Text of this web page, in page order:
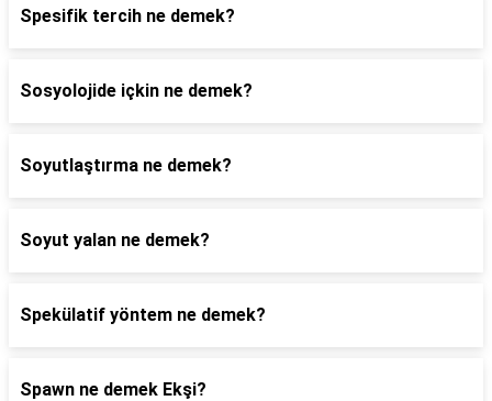
Spesifik tercih ne demek?
Sosyolojide içkin ne demek?
Soyutlaştırma ne demek?
Soyut yalan ne demek?
Spekülatif yöntem ne demek?
Spawn ne demek Ekşi?